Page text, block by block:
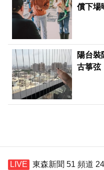
償下場
陽台裝
古箏弦
東森新聞 51 頻道